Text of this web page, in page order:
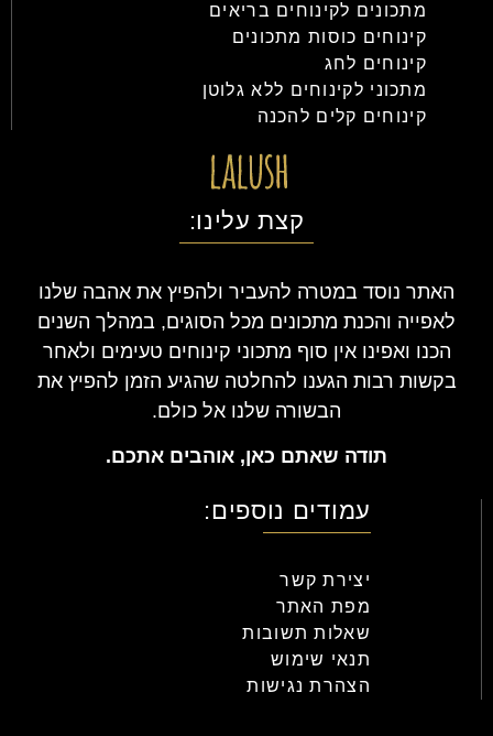
מתכונים לקינוחים בריאים
קינוחים כוסות מתכונים
קינוחים לחג
מתכוני לקינוחים ללא גלוטן
קינוחים קלים להכנה
קצת עלינו:
האתר נוסד במטרה להעביר ולהפיץ את אהבה שלנו
לאפייה והכנת מתכונים מכל הסוגים, במהלך השנים
הכנו ואפינו אין סוף מתכוני קינוחים טעימים ולאחר
בקשות רבות הגענו להחלטה שהגיע הזמן להפיץ את
הבשורה שלנו אל כולם.
תודה שאתם כאן, אוהבים אתכם.
עמודים נוספים:
יצירת קשר
מפת האתר
שאלות תשובות
תנאי שימוש
הצהרת נגישות